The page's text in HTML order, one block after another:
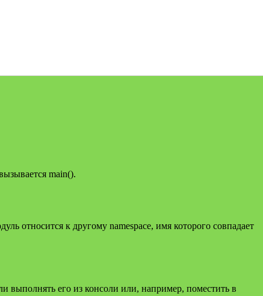
main().
относится к другому namespace, имя которого совпадает
выполнять его из консоли или, например, поместить в